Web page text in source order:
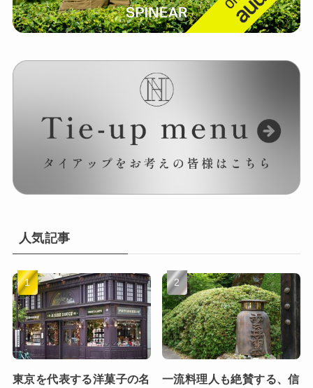
人気記事
東京を代表する洋菓子の名
一流料理人も絶賛する、信